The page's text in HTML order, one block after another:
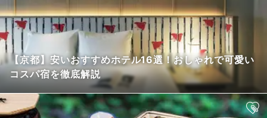
【京都】安いおすすめホテル16選！おしゃれで可愛い
コスパ宿を徹底解説